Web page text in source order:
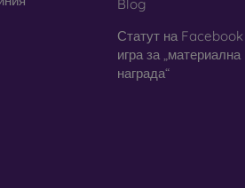
Blog
Статут на Facebook
игра за „материална
награда“